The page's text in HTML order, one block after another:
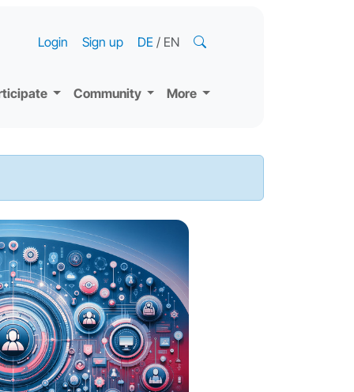
Community More
Login Sign up DE / EN